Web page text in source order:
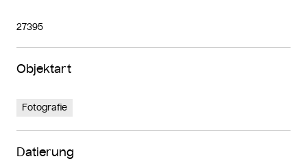
27395
Objektart
Fotografie
Datierung